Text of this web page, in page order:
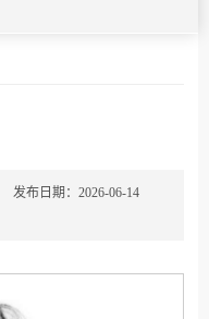
发布日期：2026-06-14